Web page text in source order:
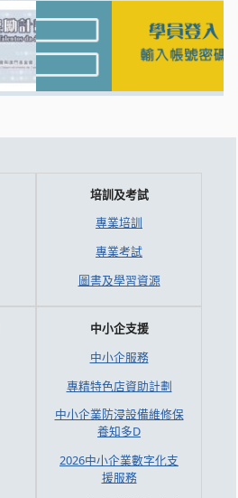
培訓及考試
專業培訓
專業考試
圖書及學習資源
中小企支援
中小企服務
專精特色店資助計劃
中小企業防浸設備維修保
養知多D
2026中小企業數字化支
援服務